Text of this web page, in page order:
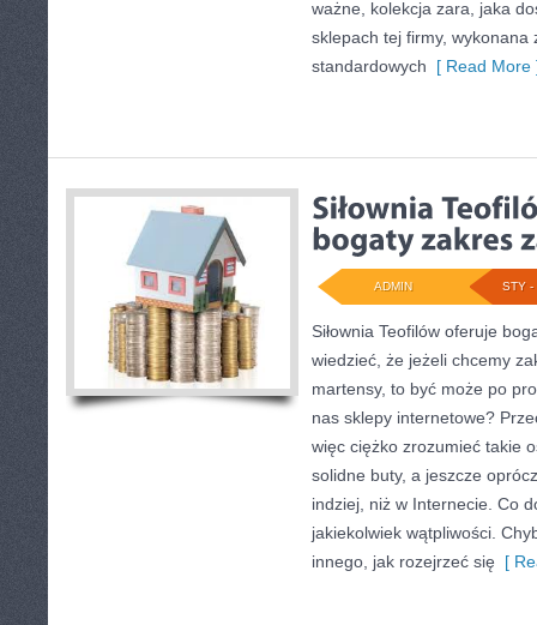
ważne, kolekcja zara, jaka
sklepach tej firmy, wykonana
standardowych [ Read More
STY -
ADMIN
Siłownia Teofilów oferuje
wiedzieć, że jeżeli chcemy
martensy, to być może po
nas sklepy internetowe?
więc ciężko zrozumieć takie
solidne buty, a jeszcze
indziej, niż w Internecie. Co
jakiekolwiek wątpliwości.
innego, jak rozejrzeć się [